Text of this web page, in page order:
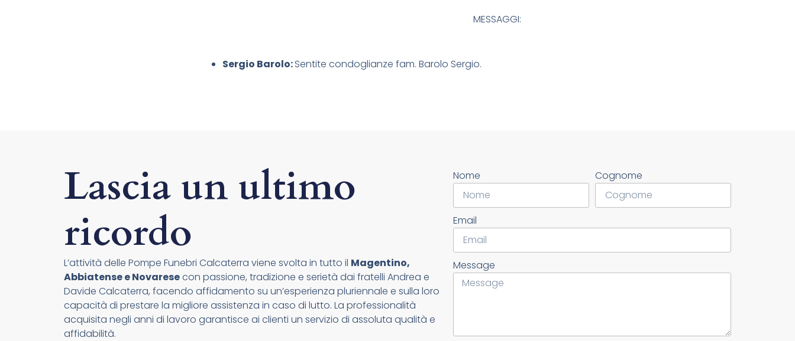
MESSAGGI:
Sergio Barolo:Sentite condoglianze fam. Barolo Sergio.
Lascia un ultimo
ricordo
L’attività delle Pompe Funebri Calcaterra viene svolta in tutto il Magentino,
Abbiatense e Novaresecon passione, tradizione e serietà dai fratelli Andrea e
Davide Calcaterra, facendo affidamento su un’esperienza pluriennale e sulla loro
capacità di prestare la migliore assistenza in caso di lutto. La professionalità
acquisita negli anni di lavoro garantisce ai clienti un servizio di assoluta qualità e
affidabilità.
Nome Cognome
Email
Message